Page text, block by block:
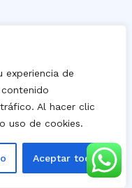
experiencia de
Al hacer clic
uso de cookies.
Aceptar todo